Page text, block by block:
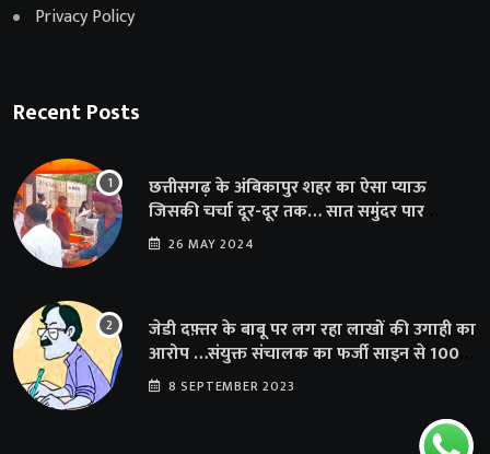
Privacy Policy
Recent Posts
छत्तीसगढ़ के अंबिकापुर शहर का ऐसा प्याऊ
जिसकी चर्चा दूर-दूर तक… सात समुंदर पार
अमेरिका से भी पहुंचा सहयोग
26 MAY 2024
जेडी दफ़्तर के बाबू पर लग रहा लाखों की उगाही का
आरोप …संयुक्त संचालक का फर्जी साइन से 100
शिक्षकों क़ो थमाया संशोधन आदेश
8 SEPTEMBER 2023